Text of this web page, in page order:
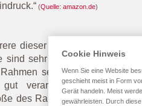
.“ (Quelle: amazon.de)
dieser Bilderrahmen und
sind sehr stabil und setzen
sehen einfach edel
verarbeitet. Auch die
des Rahmens angepasst,
Cookie Hinweis
Wenn Sie eine Website
geschieht meist in Form
Gerät handeln. Meist
gewährleisten. Durch